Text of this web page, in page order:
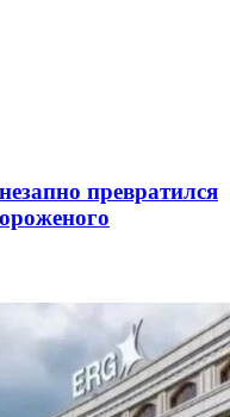
превратился